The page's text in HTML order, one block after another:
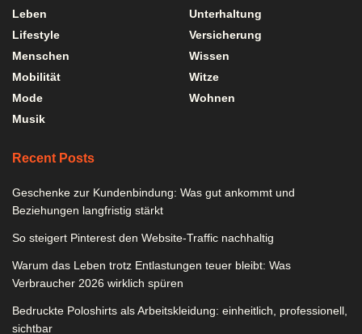
Leben
Lifestyle
Menschen
Mobilität
Mode
Musik
Unterhaltung
Versicherung
Wissen
Witze
Wohnen
Recent Posts
Geschenke zur Kundenbindung: Was gut ankommt und
Beziehungen langfristig stärkt
So steigert Pinterest den Website-Traffic nachhaltig
Warum das Leben trotz Entlastungen teuer bleibt: Was
Verbraucher 2026 wirklich spüren
Bedruckte Poloshirts als Arbeitskleidung: einheitlich, professionell,
sichtbar